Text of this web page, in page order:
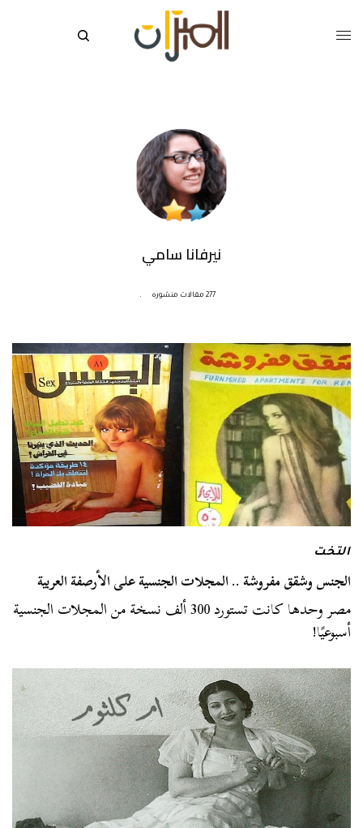
نيرفانا سامي
277 مقالات منشوره .
التخت
الجنس وشقق مفروشة .. المجلات الجنسية على الأرصفة العربية
مصر وحدها كانت تستورد 300 ألف نسخة من المجلات الجنسية
أسبوعيًا!